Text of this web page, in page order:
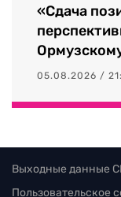
«Сдача
05.08.2026 /
Выходные данные
Пользовательское